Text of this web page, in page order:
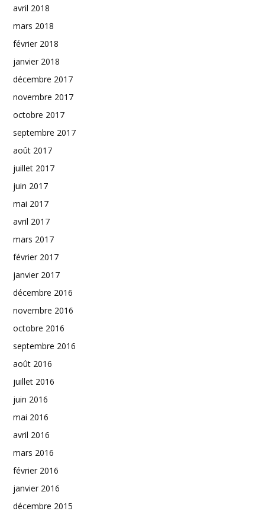
avril 2018
mars 2018
février 2018
janvier 2018
décembre 2017
novembre 2017
octobre 2017
septembre 2017
août 2017
juillet 2017
juin 2017
mai 2017
avril 2017
mars 2017
février 2017
janvier 2017
décembre 2016
novembre 2016
octobre 2016
septembre 2016
août 2016
juillet 2016
juin 2016
mai 2016
avril 2016
mars 2016
février 2016
janvier 2016
décembre 2015